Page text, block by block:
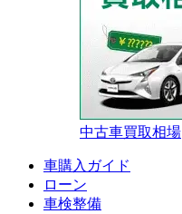
中古車買取相場
車購入ガイド
ローン
車検整備